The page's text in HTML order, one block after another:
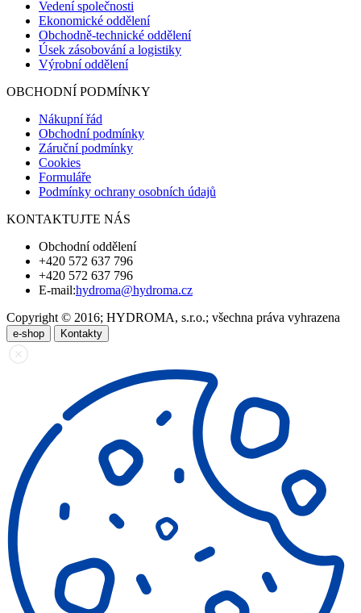
Vedení společnosti
Ekonomické oddělení
Obchodně-technické oddělení
Úsek zásobování a logistiky
Výrobní oddělení
OBCHODNÍ PODMÍNKY
Nákupní řád
Obchodní podmínky
Záruční podmínky
Cookies
Formuláře
Podmínky ochrany osobních údajů
KONTAKTUJTE NÁS
Obchodní oddělení
+420 572 637 796
+420 572 637 796
E-mail:hydroma@hydroma.cz
Copyright © 2016; HYDROMA, s.r.o.; všechna práva vyhrazena
e-shop Kontakty